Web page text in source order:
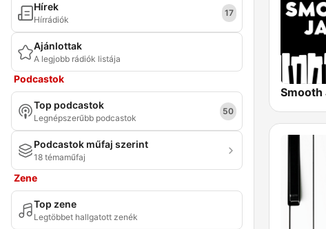
Hírek
Hírrádiók
17
Ajánlottak
A legjobb rádiók listája
Podcastok
Top podcastok
Legnépszerűbb podcastok
50
Podcastok műfaj szerint
18 témaműfaj
Zene
Top zene
Legtöbbet hallgatott zenék